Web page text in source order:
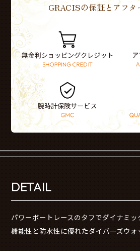
GRACISの保証とアフタ
DETAIL
パワーボートレースのタフでダイナミッ
機能性と防水性に優れたダイバーズウォ